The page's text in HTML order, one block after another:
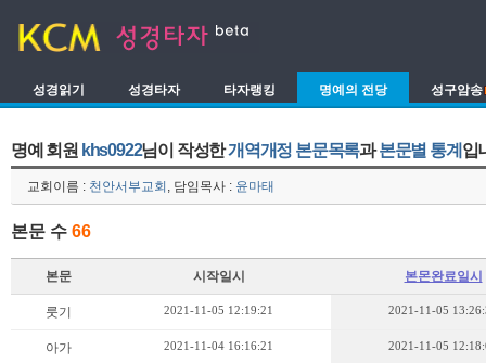
성경읽기 성경타자 타자랭킹 명예의 전당 성구암송
명예 회원 khs0922님이 작성한개역개정 본문목록과본문별 통계 입
교회이름 : 천안서부교회 , 담임목사 : 윤마태
본문 수 66
본문 시작일시 본몬완료일시
룻기 2021-11-05 12:19:21 2021-11-05
아가 2021-11-04 16:16:21 2021-11-05